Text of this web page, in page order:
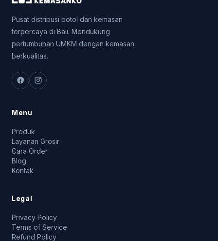
Pusat distribusi botol dan kemasan
terpercaya di Bali. Mendukung
pertumbuhan UMKM dengan kemasan
berkualitas.
Menu
Produk
Layanan Grosir
Cara Order
Blog
Kontak
Legal
Privacy Policy
Terms of Service
Refund Policy